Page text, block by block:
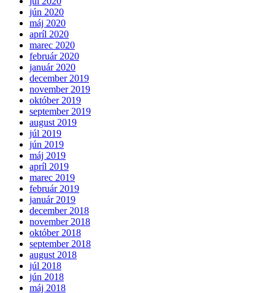
jún 2020
máj 2020
apríl 2020
marec 2020
február 2020
január 2020
december 2019
november 2019
október 2019
september 2019
august 2019
júl 2019
jún 2019
máj 2019
apríl 2019
marec 2019
február 2019
január 2019
december 2018
november 2018
október 2018
september 2018
august 2018
júl 2018
jún 2018
máj 2018